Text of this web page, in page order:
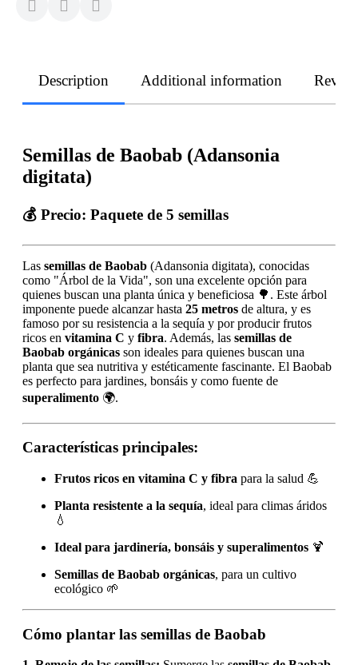
Description Additional information
Semillas de Baobab (Adansonia
digitata)
💰 Precio: Paquete de 5 semillas
Las semillas de Baobab (Adansonia digitata), conocidas
como "Árbol de la Vida", son una excelente opción para
quienes buscan una planta única y beneficiosa 🌳. Este árbol
imponente puede alcanzar hasta 25 metros de altura, y es
famoso por su resistencia a la sequía y por producir frutos
ricos en vitamina C y fibra. Además, las semillas de
Baobab orgánicas son ideales para quienes buscan una
planta que sea nutritiva y estéticamente fascinante. El Baobab
es perfecto para jardines, bonsáis y como fuente de
superalimento 🌍.
Características principales:
Frutos ricos en vitamina C y fibra para la salud 💪
Planta resistente a la sequía, ideal para climas áridos
💧
Ideal para jardinería, bonsáis y superalimentos 🍹
Semillas de Baobab orgánicas, para un cultivo
ecológico 🌱
Cómo plantar las semillas de Baobab